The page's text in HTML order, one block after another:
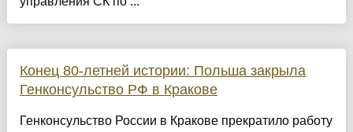
Конец 80-летней истории: Польша закрыла
Генконсульство РФ в Кракове
Генконсульство России в Кракове прекратило работу